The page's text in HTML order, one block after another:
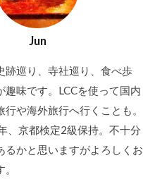
Jun
跡巡り、寺社巡り、食べ歩
趣味です。LCCを使って国内
や海外旅行へ行くことも。
、京都検定2級保持。不十分
るかと思いますがよろしくお